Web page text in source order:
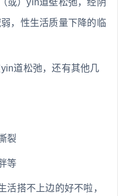
或）yin道壁松弛，经阴
，性生活质量下降的临
道松弛，还有其他几
裂
等
活搭不上边的好不啦，